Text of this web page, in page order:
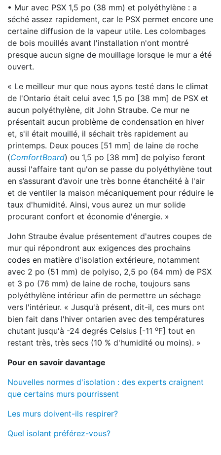
• Mur avec PSX 1,5 po (38 mm) et polyéthylène : a
séché assez rapidement, car le PSX permet encore une
certaine diffusion de la vapeur utile. Les colombages
de bois mouillés avant l'installation n'ont montré
presque aucun signe de mouillage lorsque le mur a été
ouvert.
« Le meilleur mur que nous ayons testé dans le climat
de l'Ontario était celui avec 1,5 po [38 mm] de PSX et
aucun polyéthylène, dit John Straube. Ce mur ne
présentait aucun problème de condensation en hiver
et, s'il était mouillé, il séchait très rapidement au
printemps. Deux pouces [51 mm] de laine de roche
(ComfortBoard) ou 1,5 po [38 mm] de polyiso feront
aussi l'affaire tant qu'on se passe du polyéthylène tout
en s’assurant d’avoir une très bonne étanchéité à l'air
et de ventiler la maison mécaniquement pour réduire le
taux d'humidité. Ainsi, vous aurez un mur solide
procurant confort et économie d'énergie. »
John Straube évalue présentement d'autres coupes de
mur qui répondront aux exigences des prochains
codes en matière d'isolation extérieure, notamment
avec 2 po (51 mm) de polyiso, 2,5 po (64 mm) de PSX
et 3 po (76 mm) de laine de roche, toujours sans
polyéthylène intérieur afin de permettre un séchage
vers l'intérieur. « Jusqu'à présent, dit-il, ces murs ont
bien fait dans l'hiver ontarien avec des températures
chutant jusqu'à -24 degrés Celsius [-11 oF] tout en
restant très, très secs (10 % d'humidité ou moins). »
Pour en savoir davantage
Nouvelles normes d'isolation : des experts craignent
que certains murs pourrissent
Les murs doivent-ils respirer?
Quel isolant préférez-vous?